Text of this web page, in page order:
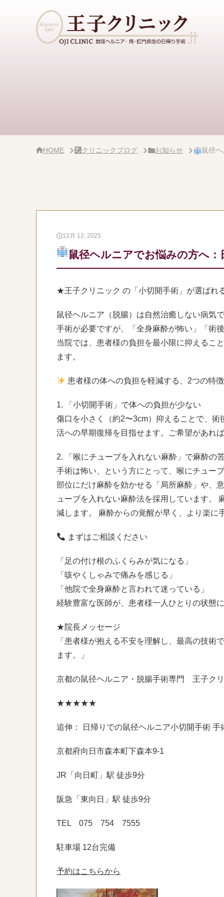
HOME クリニックブログ お知らせ 鼠径
12月 12, 2025
鼠径ヘルニアでお悩みの方へ
★王子クリニック の「小切開手術」が選ばれ
鼠径ヘルニア（脱腸）は自然治癒しない病気
手術が必要ですが、「全身麻酔が怖い」「術
当院では、患者様の負担を最小限に抑えるこ
ます。
患者様の体への負担を軽減する、2つの特徴
1. 「小切開手術」で体への負担が少ない
傷口を小さく（約2〜3cm）抑えることで、
活への早期復帰を目指せます。ご希望があれ
2. 「喉にチューブを入れない麻酔」で麻酔の
手術は怖い、という方にとって、喉にチュー
部位にだけ麻酔を効かせる「局所麻酔」や、
ューブを入れない麻酔法を採用しています。
減します。 麻酔からの覚醒が早く、より楽に
まずはご相談ください
「足の付け根のふくらみが気になる」
「咳やくしゃみで痛みを感じる」
「他院で全身麻酔と言われて迷っている」
経験豊富な医師が、患者様一人ひとりの状態
★院長メッセージ
「患者様が抱える不安を理解し、最高の技
ます。」
京都の鼠径ヘルニア・脱腸手術専門 王子ク
★★★★★
追伸： 日帰りでの鼠径ヘルニア小切開手術
京都府向日市森本町下森本9-1
JR「向日町」駅 徒歩9分
阪急「東向日」駅 徒歩9分
TEL 075 754 7555
駐車場 12台完備
予約はこちらから